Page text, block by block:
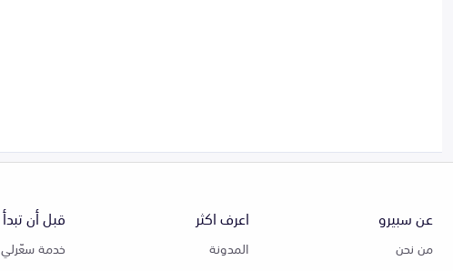
عن سبيرو
من نحن
اعرف اكثر
المدونة
قبل أن تبدأ
خدمة سعّرلي